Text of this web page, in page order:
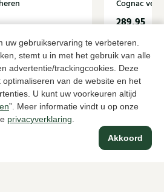
uw gebruikservaring te verbeteren.
stemt u in met het gebruik van alle
advertentie/trackingcookies. Deze
van de website en het
U kunt uw voorkeuren altijd
”. Meer informatie vindt u op onze
privacyverklaring
Akkoord
Cognac
289,95
alle producten
in Den Haag